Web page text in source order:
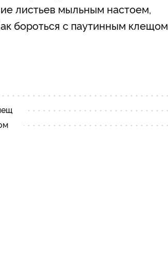
листьев мыльным настоем,
бороться с паутинным клещом